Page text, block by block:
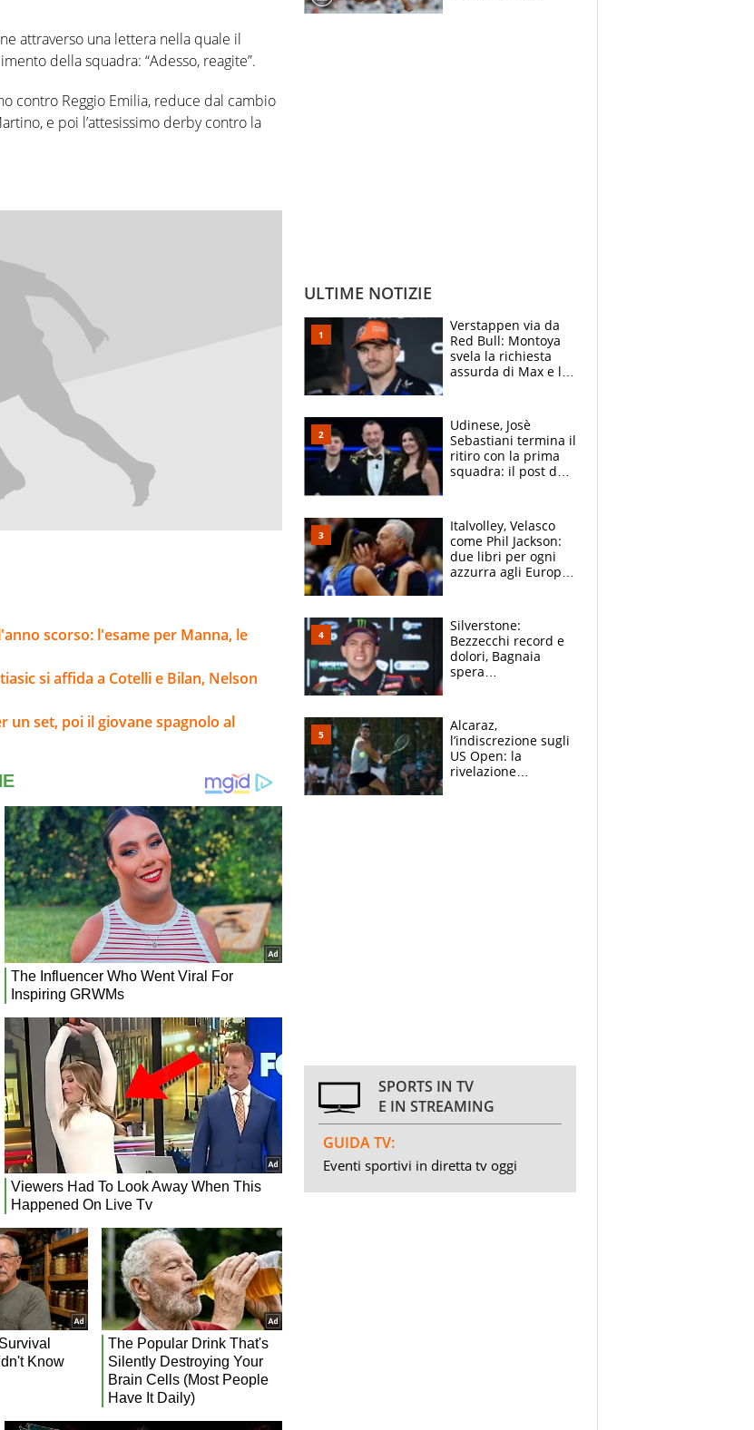
attraverso una lettera nella quale il
della squadra: “Adesso, reagite”.
contro Reggio Emilia, reduce dal cambio
e poi l’attesissimo derby contro la
scorso: l'esame per Manna, le
si affida a Cotelli e Bilan, Nelson
un set, poi il giovane spagnolo al
ULTIME NOTIZIE
Verstappen via da
Red Bull: Montoya
svela la richiesta
assurda di Max e lo
McLaren siano
meglio?”
Udinese, Josè
Sebastiani termina il
ritiro con la prima
squadra: il post del
sfondo
Italvolley, Velasco
come Phil Jackson:
due libri per ogni
azzurra agli Europei.
Silverstone:
Bezzecchi record e
dolori, Bagnaia
spera
e vota Aprilia
Alcaraz,
l’indiscrezione sugli
US Open: la
rivelazione
SPORTS IN TV
E IN STREAMING
GUIDA TV:
Eventi sportivi in diretta tv oggi